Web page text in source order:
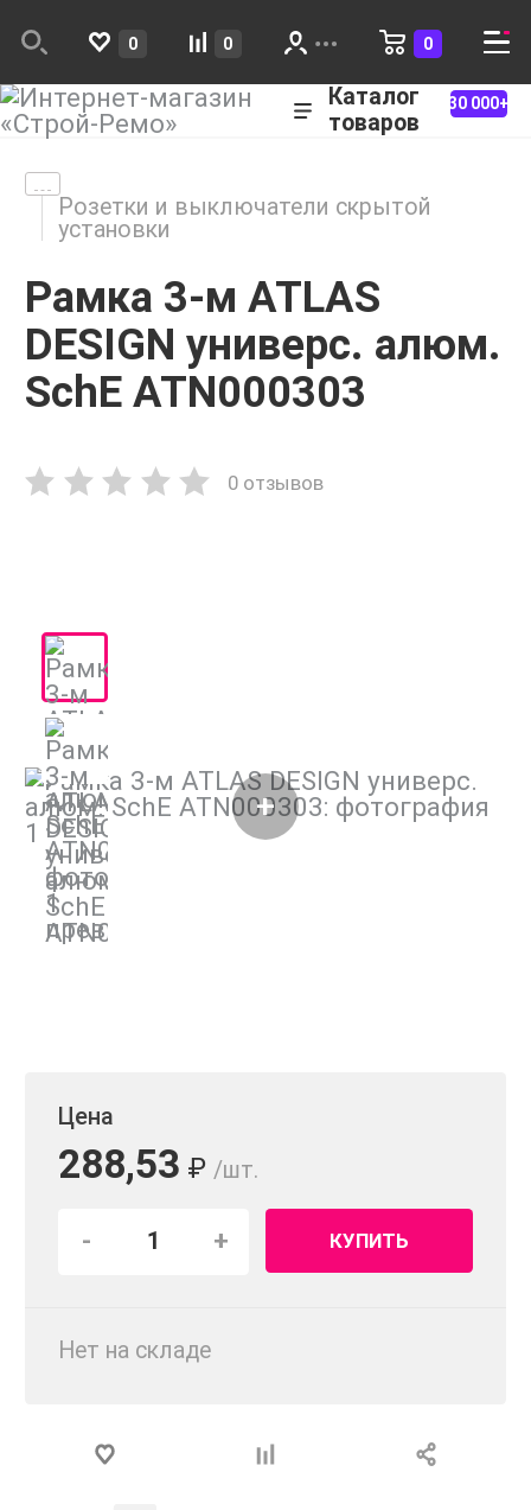
0 0 0
Каталог
товаров
30 000+
Розетки и выключатели скрытой
установки
Рамка 3-м ATLAS
DESIGN универс. алюм.
SchE ATN000303
0 отзывов
Цена
288,53 ₽ /шт.
- + КУПИТЬ
Нет на складе